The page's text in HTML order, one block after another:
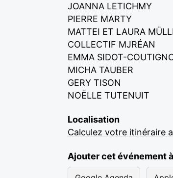
JOANNA LETICHMY
PIERRE MARTY
MATTEI ET LAURA
COLLECTIF MJRÉAN
EMMA SIDOT-
MICHA TAUBER
GERY TISON
NOËLLE TUTENUIT
Localisation
Calculez votre itinéraire
Ajouter cet événement